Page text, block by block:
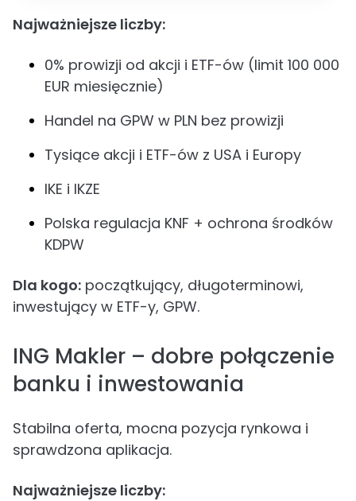
Najważniejsze liczby:
0% prowizji od akcji i ETF-ów (limit 100 000
EUR miesięcznie)
Handel na GPW w PLN bez prowizji
Tysiące akcji i ETF-ów z USA i Europy
IKE i IKZE
Polska regulacja KNF + ochrona środków
KDPW
Dla kogo: początkujący, długoterminowi,
inwestujący w ETF-y, GPW.
ING Makler – dobre połączenie
banku i inwestowania
Stabilna oferta, mocna pozycja rynkowa i
sprawdzona aplikacja.
Najważniejsze liczby: